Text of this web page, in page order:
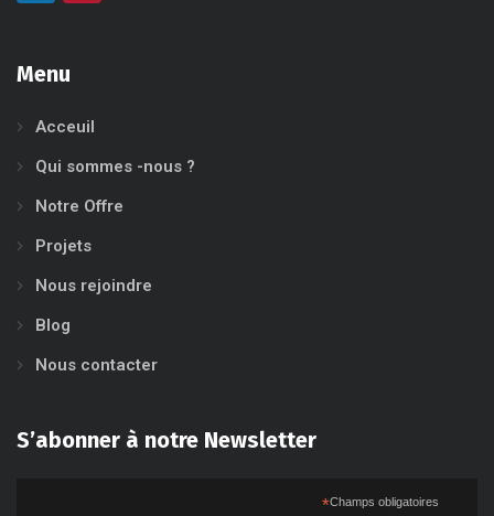
Menu
Acceuil
Qui sommes -nous ?
Notre Offre
Projets
Nous rejoindre
Blog
Nous contacter
S’abonner à notre Newsletter
*Champs obligatoires